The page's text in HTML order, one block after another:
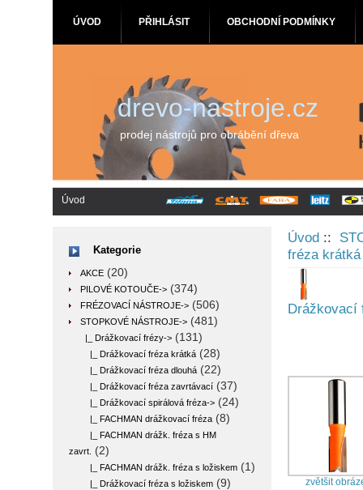
ÚVOD PŘIHLÁSIT OBCHODNÍ PODMÍNKY
drevo-nastroje.cz
prodej nástrojů pro obrábění dřeva
Úvod
Kategorie
AKCE (20)
PILOVÉ KOTOUČE-> (374)
FRÉZOVACÍ NÁSTROJE-> (506)
STOPKOVÉ NÁSTROJE-> (481)
|_ Drážkovací frézy-> (131)
|_ Drážkovací fréza krátká (28)
|_ Drážkovací fréza dlouhá (22)
|_ Drážkovací fréza zavrtávací (37)
|_ Drážkovací spirálová fréza-> (24)
|_ FACHMAN drážkovací fréza (8)
|_ FACHMAN drážk. fréza s HM
zavrt.
(2)
|_ FACHMAN drážk. fréza s ložiskem (1)
|_ Drážkovací fréza s ložiskem (9)
Úvod ::
fréza krátká
Drážkovací
zvětšit